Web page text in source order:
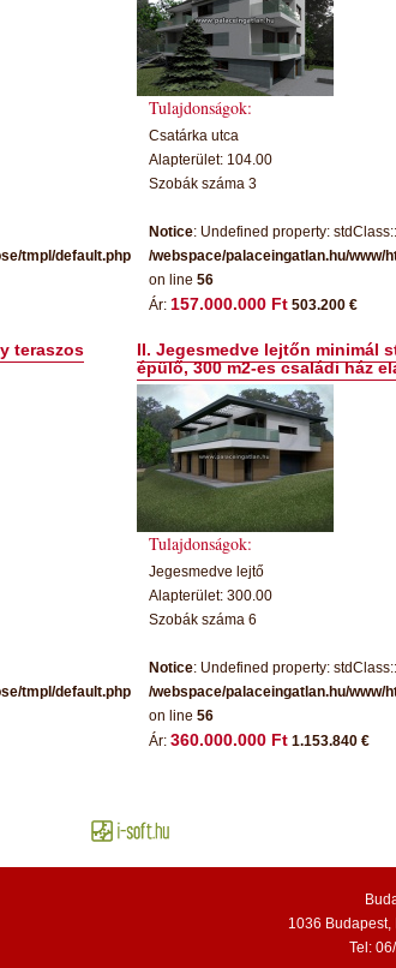
tmpl/default.php
Tulajdonságok:
Csatárka utca
Alapterület: 104.00
Szobák száma 3
Notice: Undefined property:
/webspace/palaceingatlan.hu/www/
on line 56
Ár: 157.000.000 Ft 503.200 €
teraszos
tmpl/default.php
II. Jegesmedve lejtőn minimál
épülő, 300 m2-es családi ház
Tulajdonságok:
Jegesmedve lejtő
Alapterület: 300.00
Szobák száma 6
Notice: Undefined property:
/webspace/palaceingatlan.hu/www/
on line 56
Ár: 360.000.000 Ft 1.153.840 €
1036 Budapest,
Tel: